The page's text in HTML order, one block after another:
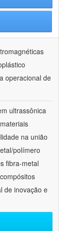
operacional de
ultrassônica
na união
polímero
fibra-metal
de inovação e